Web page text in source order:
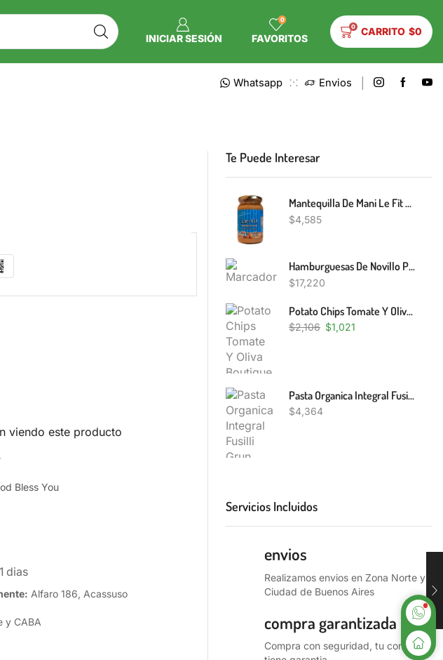
INICIAR SESIÓN
0
FAVORITOS
0 CARRITO $0
Whatsapp Envios
viendo este producto
Bless You
1 dias
Alfaro 186, Acassuso
y CABA
Te Puede Interesar
Mantequilla De Mani Le Fit 380G
$4,585
Hamburguesas De Novillo Pastizales Nativos 6U.
$17,220
Potato Chips Tomate Y Oliva Boutique 65G
$2,106 $1,021
Pasta Organica Integral Fusilli Grun 500g
$4,364
Servicios Incluidos
envios
Realizamos envios en Zona Norte y
Ciudad de Buenos Aires
compra garantizada
Compra con seguridad, tu compra